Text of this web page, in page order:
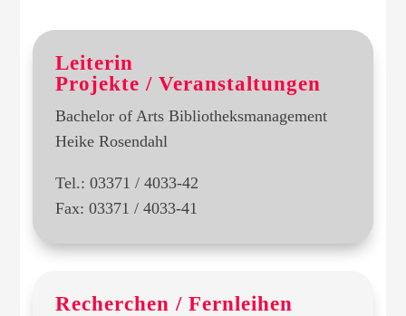
Leiterin
Projekte / Veranstaltungen
Bachelor of Arts Bibliotheksmanagement
Heike Rosendahl
Tel.: 03371 / 4033-42
Fax: 03371 / 4033-41
Recherchen / Fernleihen